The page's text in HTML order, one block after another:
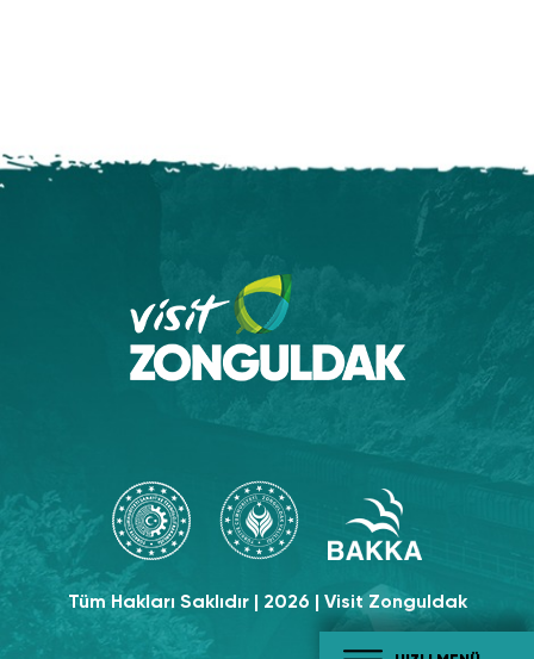
Tüm Hakları Saklıdır | 2026 | Visit Zonguldak